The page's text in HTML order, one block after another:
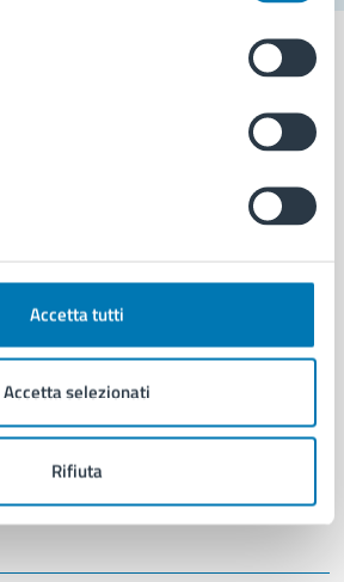
Accetta tutti
Accetta selezionati
Rifiuta
e protocollo